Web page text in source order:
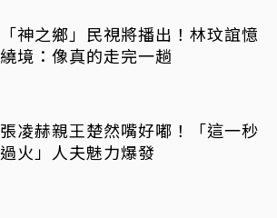
「神之鄉」民視將播出！林玟誼憶
繞境：像真的走完一趟
張凌赫親王楚然嘴好嘟！「這一秒
過火」人夫魅力爆發